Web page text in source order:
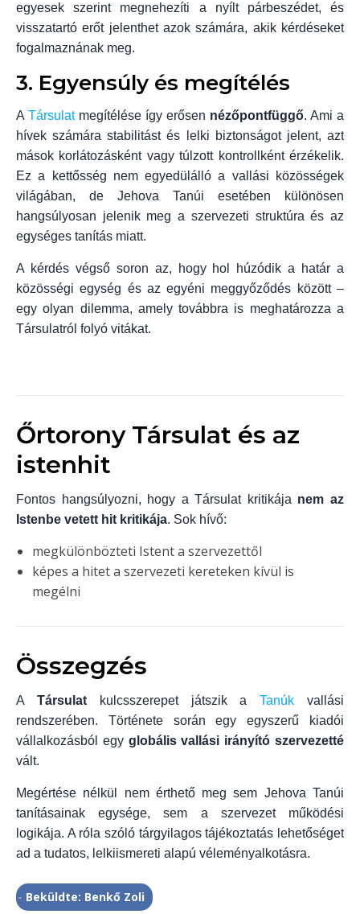
egyesek szerint megnehezíti a nyílt párbeszédet, és
visszatartó erőt jelenthet azok számára, akik kérdéseket
fogalmaznának meg.
3. Egyensúly és megítélés
A Társulatmegítélése így erősen nézőpontfüggő. Ami a
hívek számára stabilitást és lelki biztonságot jelent, azt
mások korlátozásként vagy túlzott kontrollként érzékelik.
Ez a kettősség nem egyedülálló a vallási közösségek
világában, de Jehova Tanúi esetében különösen
hangsúlyosan jelenik meg a szervezeti struktúra és az
egységes tanítás miatt.
A kérdés végső soron az, hogy hol húzódik a határ a
közösségi egység és az egyéni meggyőződés között –
egy olyan dilemma, amely továbbra is meghatározza a
Társulatról folyó vitákat.
Őrtorony Társulat és az
istenhit
Fontos hangsúlyozni, hogy a Társulat kritikája nem az
Istenbe vetett hit kritikája. Sok hívő:
megkülönbözteti Istent a szervezettől
képes a hitet a szervezeti kereteken kívül is
megélni
Összegzés
A Társulatkulcsszerepet játszik aTanúk vallási
rendszerében. Története során egy egyszerű kiadói
vállalkozásból egy globális vallási irányító szervezetté
vált.
Megértése nélkül nem érthető meg sem Jehova Tanúi
tanításainak egysége, sem a szervezet működési
logikája. A róla szóló tárgyilagos tájékoztatás lehetőséget
ad a tudatos, lelkiismereti alapú véleményalkotásra.
- Beküldte: Benkő Zoli